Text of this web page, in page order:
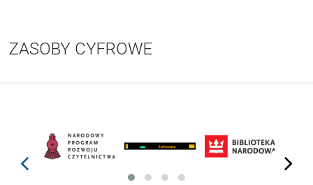
ZASOBY CYFROWE
prev next